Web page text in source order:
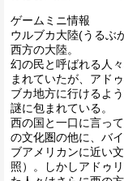
ゲームミニ情報
ウルブカ大陸(うるぶ
西方の大陸。
幻の民と呼ばれる人
まれていたが、アド
ブカ地方に行けるよ
謎に包まれている。
西の国と一口に言っ
の文化圏の他に、バ
ブアメリカンに近い
照）。しかしアドゥ